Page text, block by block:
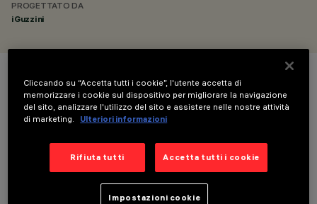
PROGETTATO DA
iGuzzini
COLORE
DATI TECNICI
Cliccando su “Accetta tutti i cookie”, l'utente accetta di
memorizzare i cookie sul dispositivo per migliorare la navigazione
del sito, analizzare l'utilizzo del sito e assistere nelle nostre attività
di marketing.
Ulteriori informazioni
Rifiuta tutti Accetta tutti i cookie
Impostazioni cookie